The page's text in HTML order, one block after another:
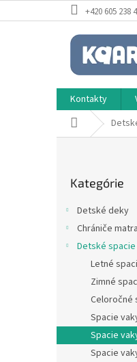
na
+420 605 238
Kontakty
Domov
kategórie
Kategórie
Detské deky
Chrániče
Detské
Letné
Zimné
Celoročné
Spacie
Spacie
Spacie